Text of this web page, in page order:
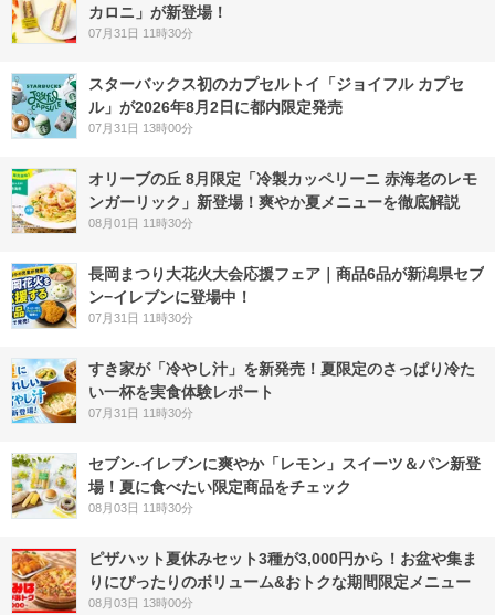
カロニ」が新登場！
07月31日 11時30分
スターバックス初のカプセルトイ「ジョイフル カプセ
ル」が2026年8月2日に都内限定発売
07月31日 13時00分
オリーブの丘 8月限定「冷製カッペリーニ 赤海老のレモ
ンガーリック」新登場！爽やか夏メニューを徹底解説
08月01日 11時30分
長岡まつり大花火大会応援フェア｜商品6品が新潟県セブ
ン−イレブンに登場中！
07月31日 11時30分
すき家が「冷やし汁」を新発売！夏限定のさっぱり冷た
い一杯を実食体験レポート
07月31日 11時30分
セブン‐イレブンに爽やか「レモン」スイーツ＆パン新登
場！夏に食べたい限定商品をチェック
08月03日 11時30分
ピザハット夏休みセット3種が3,000円から！お盆や集ま
りにぴったりのボリューム&おトクな期間限定メニュー
08月03日 13時00分